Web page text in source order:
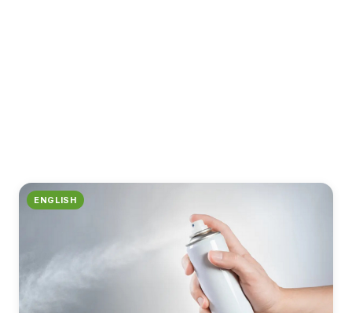
ENGLISH